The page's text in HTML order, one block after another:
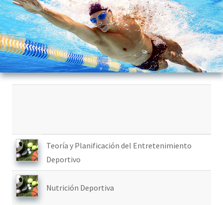
Teoría y Planificación del Entretenimiento
Deportivo
Nutrición Deportiva